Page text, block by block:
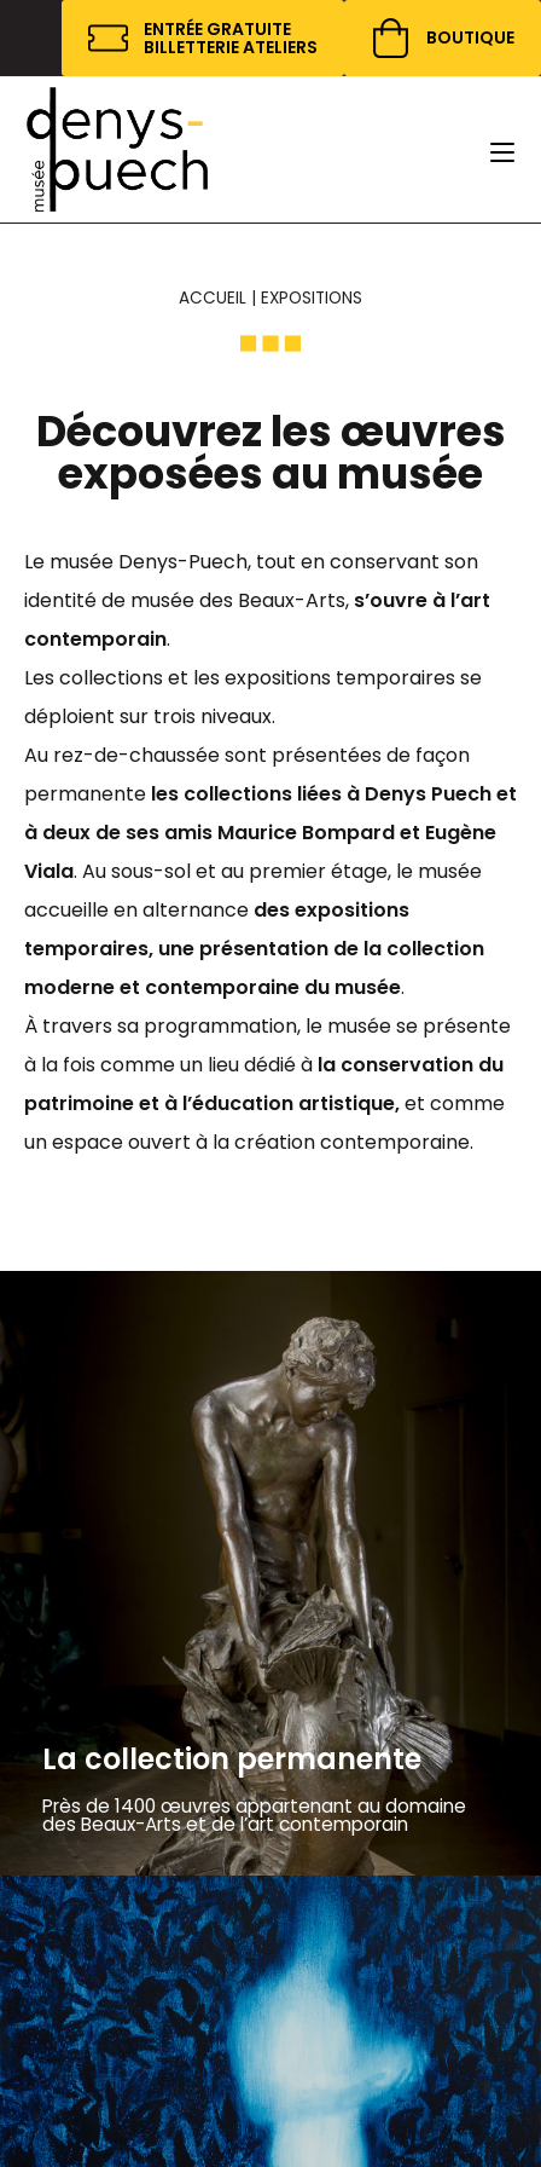
ENTRÉE GRATUITE
BILLETTERIE ATELIERS BOUTIQUE
ACCUEIL | EXPOSITIONS
Découvrez les œuvres
exposées au musée
Le musée Denys-Puech, tout en conservant son
identité de musée des Beaux-Arts, s’ouvre à l’art
contemporain.
Les collections et les expositions temporaires se
déploient sur trois niveaux.
Au rez-de-chaussée sont présentées de façon
permanente les collections liées à Denys Puech et
à deux de ses amis Maurice Bompard et Eugène
Viala. Au sous-sol et au premier étage, le musée
accueille en alternance des expositions
temporaires, une présentation de la collection
moderne et contemporaine du musée.
À travers sa programmation, le musée se présente
à la fois comme un lieu dédié à la conservation du
patrimoine et à l’éducation artistique,et comme
un espace ouvert à la création contemporaine.
La collection permanente
Près de 1400 œuvres appartenant au domaine
des Beaux-Arts et de l’art contemporain
Cookies management panel